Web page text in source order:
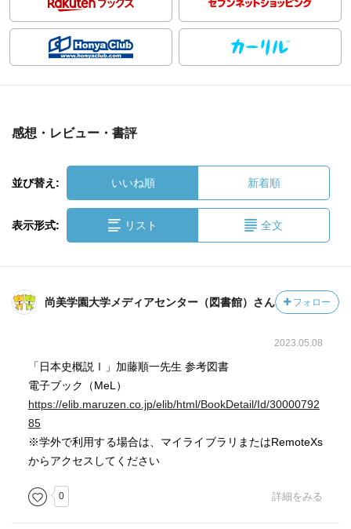
感想・レビュー・書評
並び替え: いいね順 新着順
表示形式: リスト 全文
尚美学園大学メディアセンター（図書館）さん フォロー
2023.05.08
「日本史概説Ⅰ」加藤順一先生 参考図書
電子ブック（MeL）
https://elib.maruzen.co.jp/elib/html/BookDetail/Id/30000792
85
※学外で利用する場合は、マイライブラリまたはRemoteXs
からアクセスしてください
0 詳細をみる